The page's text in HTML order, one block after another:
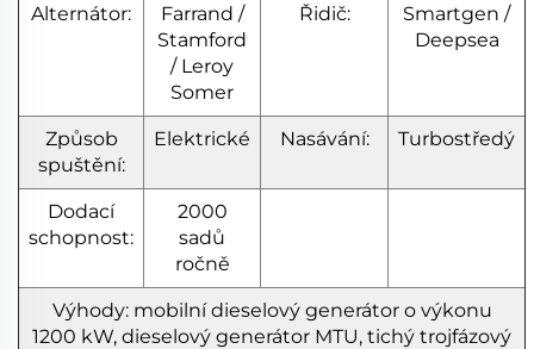
Alternátor:
Farrand /
Stamford
/ Leroy
Somer
Řidič:
Smartgen /
Deepsea
Způsob
spuštění:
Elektrické Nasávání: Turbostředý
Dodací
schopnost:
2000
sadů
ročně
Výhody: mobilní dieselový generátor o výkonu
1200 kW, dieselový generátor MTU, tichý trojfázový